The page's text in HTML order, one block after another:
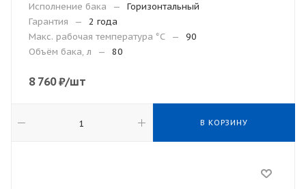
Исполнение бака
—
Горизонтальный
Гарантия
—
2 года
Макc. рабочая температура °С
—
90
Объём бака, л
— 80
8 760₽/шт
В КОРЗИНУ